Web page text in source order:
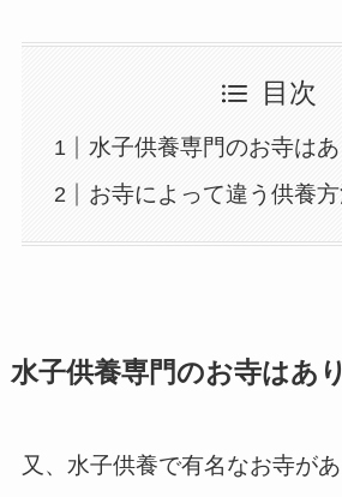
目次
水子供養専門のお寺は
お寺によって違う供養
水子供養専門のお寺はあ
又、水子供養で有名なお寺が